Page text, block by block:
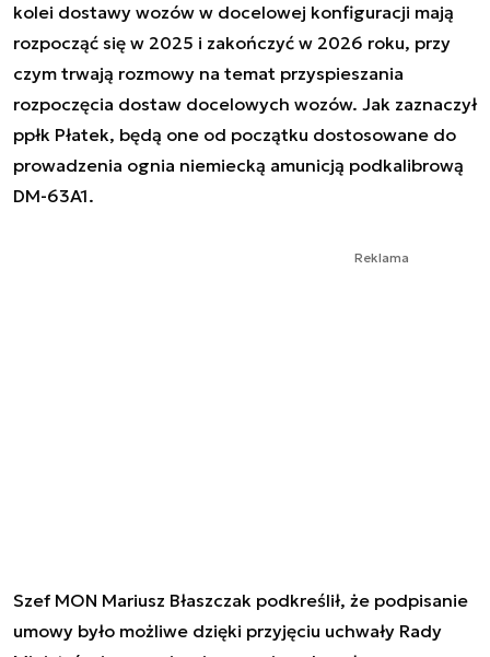
kolei dostawy wozów w docelowej konfiguracji mają
rozpocząć się w 2025 i zakończyć w 2026 roku, przy
czym trwają rozmowy na temat przyspieszania
rozpoczęcia dostaw docelowych wozów. Jak zaznaczył
ppłk Płatek, będą one od początku dostosowane do
prowadzenia ognia niemiecką amunicją podkalibrową
DM-63A1.
Reklama
Szef MON Mariusz Błaszczak podkreślił, że podpisanie
umowy było możliwe dzięki przyjęciu uchwały Rady